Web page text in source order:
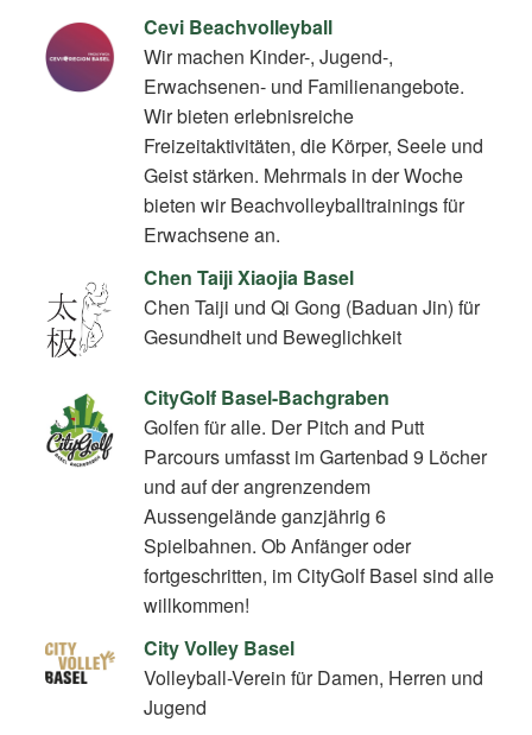
Cevi Beachvolleyball
Wir machen Kinder-, Jugend-,
Erwachsenen- und Familienangebote.
Wir bieten erlebnisreiche
Freizeitaktivitäten, die Körper, Seele und
Geist stärken. Mehrmals in der Woche
bieten wir Beachvolleyballtrainings für
Erwachsene an.
Chen Taiji Xiaojia Basel
Chen Taiji und Qi Gong (Baduan Jin) für
Gesundheit und Beweglichkeit
CityGolf Basel-Bachgraben
Golfen für alle. Der Pitch and Putt
Parcours umfasst im Gartenbad 9 Löcher
und auf der angrenzendem
Aussengelände ganzjährig 6
Spielbahnen. Ob Anfänger oder
fortgeschritten, im CityGolf Basel sind alle
willkommen!
City Volley Basel
Volleyball-Verein für Damen, Herren und
Jugend